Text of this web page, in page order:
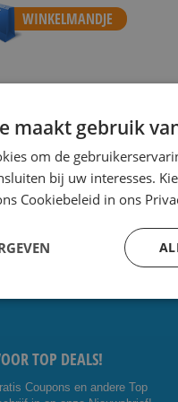
WINKELMANDJE
de scherpste prijs.
TOP DEALS!
Coupons en andere Top
maakt gebruik
om de
bij uw interesses.
Cookiebeleid in ons